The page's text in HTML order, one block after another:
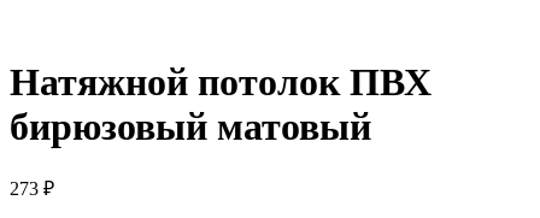
Натяжной потолок ПВХ
бирюзовый матовый
273 ₽